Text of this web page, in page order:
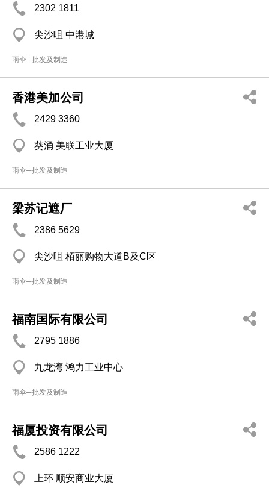
2302 1811
尖沙咀 中港城
雨伞─批发及制造
香港美加公司
2429 3360
葵涌 美联工业大厦
雨伞─批发及制造
梁苏记遮厂
2386 5629
尖沙咀 栢丽购物大道B及C区
雨伞─批发及制造
福南国际有限公司
2795 1886
九龙湾 鸿力工业中心
雨伞─批发及制造
福厦投资有限公司
2586 1222
上环 顺安商业大厦